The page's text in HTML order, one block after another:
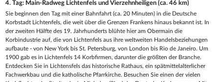
4. Tag: Main-Radweg Lichtenfels und Vierzehnheiligen (ca. 46 km)
Sie beginnen den Tag mit einer Bahnfahrt (ca. 20 Minuten) in die Deutsche
Korbstadt Lichtenfels, die weit über die Grenzen Frankens hinaus bekannt ist. In
der zweiten Hälfte des 19. Jahrhunderts blühte hier am Obermain die
Korbindustrie auf, die von Lichtenfels aus ihre weltweiten Handelsbeziehungen
aufbaute - von New York bis St. Petersburg, von London bis Rio de Janeiro. Um
1900 gab es in Lichtenfels 14 Korbfirmen, darunter die größten der Branche.
Entdecken Sie in Lichtensfels das historische Rathaus, ein spätmittelalterlicher
Fachwerkbau und die katholische Pfarrkirche. Besuchen Sie einen der vielen